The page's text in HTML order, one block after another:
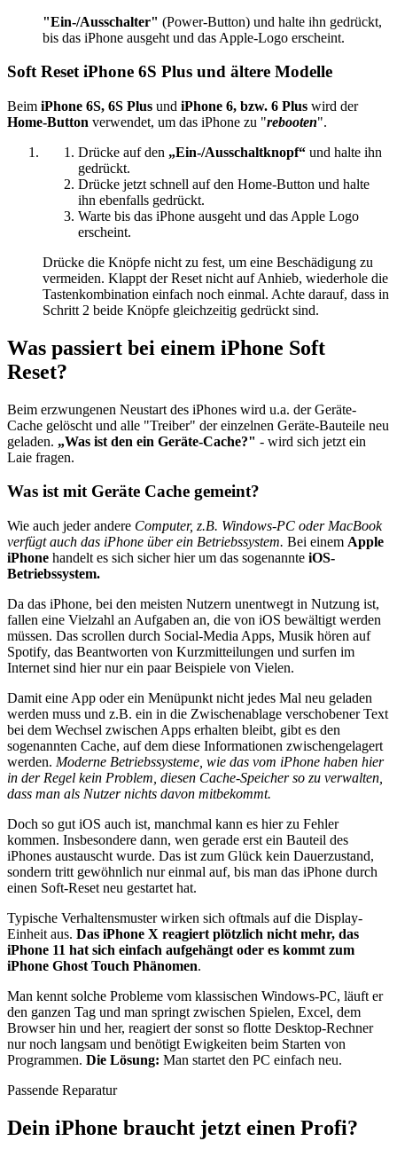
"Ein-/Ausschalter" (Power-Button) und halte ihn gedrückt,
bis das iPhone ausgeht und das Apple-Logo erscheint.
Soft Reset iPhone 6S Plus und ältere Modelle
Beim iPhone 6S, 6S Plus und iPhone 6, bzw. 6 Plus wird der
Home-Button verwendet, um das iPhone zu "rebooten".
Drücke auf den „Ein-/Ausschaltknopf“ und halte ihn
gedrückt.
Drücke jetzt schnell auf den Home-Button und halte
ihn ebenfalls gedrückt.
Warte bis das iPhone ausgeht und das Apple Logo
erscheint.
Drücke die Knöpfe nicht zu fest, um eine Beschädigung zu
vermeiden. Klappt der Reset nicht auf Anhieb, wiederhole die
Tastenkombination einfach noch einmal. Achte darauf, dass in
Schritt 2 beide Knöpfe gleichzeitig gedrückt sind.
Was passiert bei einem iPhone Soft
Reset?
Beim erzwungenen Neustart des iPhones wird u.a. der Geräte-
Cache gelöscht und alle "Treiber" der einzelnen Geräte-Bauteile neu
geladen. „Was ist den ein Geräte-Cache?" - wird sich jetzt ein
Laie fragen.
Was ist mit Geräte Cache gemeint?
Wie auch jeder andere Computer, z.B. Windows-PC oder MacBook
verfügt auch das iPhone über ein Betriebssystem. Bei einem Apple
iPhone handelt es sich sicher hier um das sogenannte iOS-
Betriebssystem.
Da das iPhone, bei den meisten Nutzern unentwegt in Nutzung ist,
fallen eine Vielzahl an Aufgaben an, die von iOS bewältigt werden
müssen. Das scrollen durch Social-Media Apps, Musik hören auf
Spotify, das Beantworten von Kurzmitteilungen und surfen im
Internet sind hier nur ein paar Beispiele von Vielen.
Damit eine App oder ein Menüpunkt nicht jedes Mal neu geladen
werden muss und z.B. ein in die Zwischenablage verschobener Text
bei dem Wechsel zwischen Apps erhalten bleibt, gibt es den
sogenannten Cache, auf dem diese Informationen zwischengelagert
werden. Moderne Betriebssysteme, wie das vom iPhone haben hier
in der Regel kein Problem, diesen Cache-Speicher so zu verwalten,
dass man als Nutzer nichts davon mitbekommt.
Doch so gut iOS auch ist, manchmal kann es hier zu Fehler
kommen. Insbesondere dann, wen gerade erst ein Bauteil des
iPhones austauscht wurde. Das ist zum Glück kein Dauerzustand,
sondern tritt gewöhnlich nur einmal auf, bis man das iPhone durch
einen Soft-Reset neu gestartet hat.
Typische Verhaltensmuster wirken sich oftmals auf die Display-
Einheit aus. Das iPhone X reagiert plötzlich nicht mehr, das
iPhone 11 hat sich einfach aufgehängt oder es kommt zum
iPhone Ghost Touch Phänomen.
Man kennt solche Probleme vom klassischen Windows-PC, läuft er
den ganzen Tag und man springt zwischen Spielen, Excel, dem
Browser hin und her, reagiert der sonst so flotte Desktop-Rechner
nur noch langsam und benötigt Ewigkeiten beim Starten von
Programmen. Die Lösung: Man startet den PC einfach neu.
Passende Reparatur
Dein iPhone braucht jetzt einen Profi?